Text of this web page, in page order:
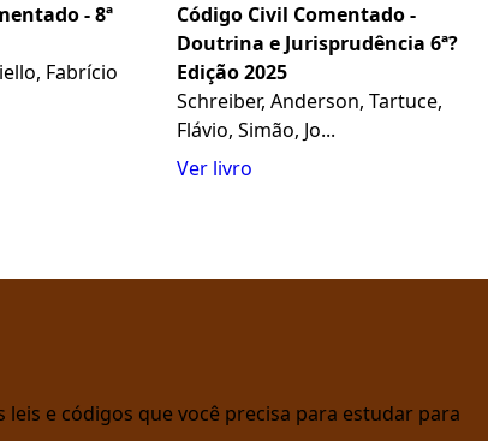
- 8ª
Fabrício
Código Civil Comentado -
Doutrina e Jurisprudência 6ª?
Edição 2025
Schreiber, Anderson, Tartuce,
Flávio, Simão, Jo...
Ver livro
e códigos que você precisa para estudar para